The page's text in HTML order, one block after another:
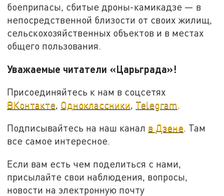
боеприпасы, сбитые дроны-камикадзе — в
непосредственной близости от своих жилищ,
сельскохозяйственных объектов и в местах
общего пользования.
Уважаемые читатели «Царьграда»!
Присоединяйтесь к нам в соцсетях
ВКонтакте, Одноклассники, Telegram.
Подписывайтесь на наш канал в Дзене. Там
все самое интересное.
Если вам есть чем поделиться с нами,
присылайте свои наблюдения, вопросы,
новости на электронную почту